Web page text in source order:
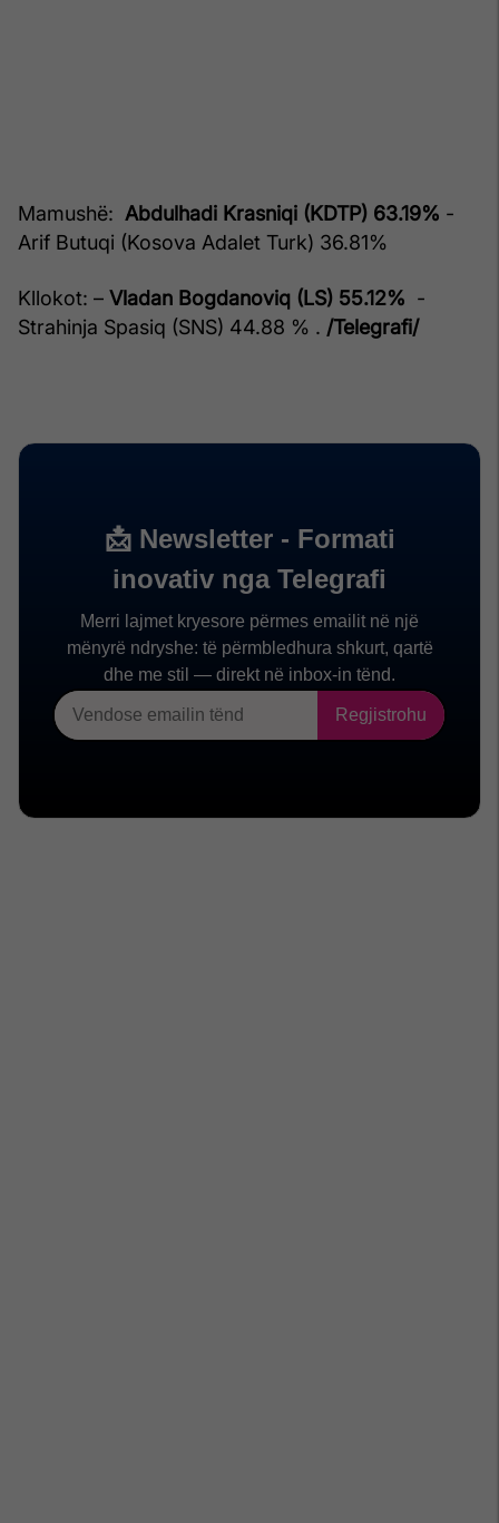
Mamushë: Abdulhadi Krasniqi (KDTP) 63.19% -
Arif Butuqi (Kosova Adalet Turk) 36.81%
Kllokot: – Vladan Bogdanoviq (LS) 55.12% -
Strahinja Spasiq (SNS) 44.88 % . /Telegrafi/